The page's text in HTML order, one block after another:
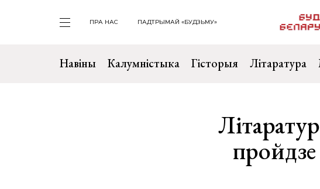
ПРА НАС ПАДТРЫМАЙ «БУДЗЬМУ»
Навіны Калумністыка Гісторыя Літаратура